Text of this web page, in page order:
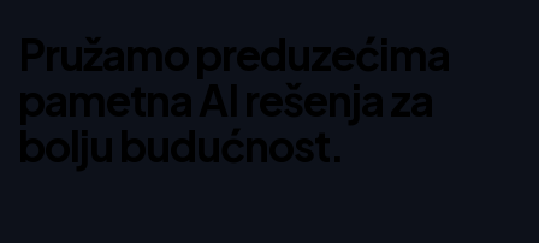
Pružamo preduzećima
pametna AI rešenja za
bolju budućnost.